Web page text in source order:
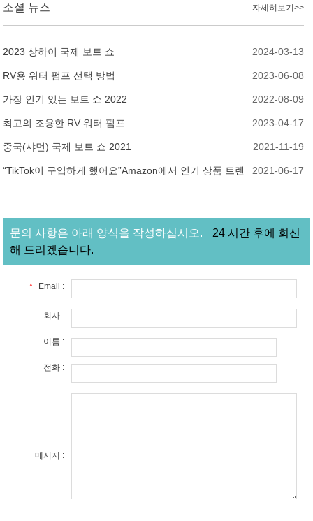
자세히보기>>
소셜 뉴스
2023 상하이 국제 보트 쇼 2024-03-13
RV용 워터 펌프 선택 방법 2023-06-08
가장 인기 있는 보트 쇼 2022 2022-08-09
최고의 조용한 RV 워터 펌프 2023-04-17
중국(샤먼) 국제 보트 쇼 2021 2021-11-19
“TikTok이 구입하게 했어요”Amazon에서 인기 상품 트렌 2021-06-17
문의 사항은 아래 양식을 작성하십시오.
24 시간 후에 회신
해 드리겠습니다.
* Email :
회사 :
이름 :
전화 :
메시지 :